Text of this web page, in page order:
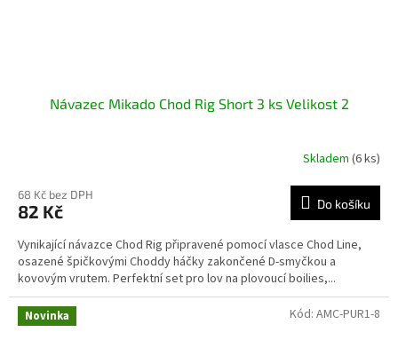
Návazec Mikado Chod Rig Short 3 ks Velikost 2
Skladem (6 ks)
68 Kč bez DPH
82 Kč Do košíku
Vynikající návazce Chod Rig připravené pomocí vlasce Chod Line,
osazené špičkovými Choddy háčky zakončené D-smyčkou a
kovovým vrutem. Perfektní set pro lov na plovoucí boilies,...
Novinka Kód: AMC-PUR1-8